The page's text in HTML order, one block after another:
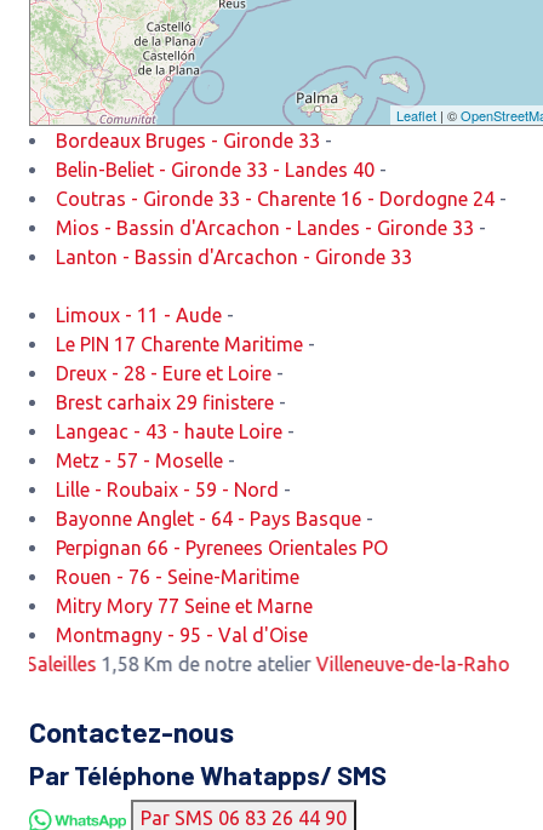
Leaflet | ©
Bordeaux Bruges - Gironde 33 -
Belin-Beliet - Gironde 33 - Landes 40 -
Coutras - Gironde 33 - Charente 16 - Dordogne 24 -
Mios - Bassin d'Arcachon - Landes - Gironde 33 -
Lanton - Bassin d'Arcachon - Gironde 33
Limoux - 11 - Aude -
Le PIN 17 Charente Maritime -
Dreux - 28 - Eure et Loire -
Brest carhaix 29 finistere -
Langeac - 43 - haute Loire -
Metz - 57 - Moselle -
Lille - Roubaix - 59 - Nord -
Bayonne Anglet - 64 - Pays Basque -
Perpignan 66 - Pyrenees Orientales PO
Rouen - 76 - Seine-Maritime
Mitry Mory 77 Seine et Marne
Montmagny - 95 - Val d'Oise
1,58 Km de notre atelierVilleneuve-de-la-Raho2,52
Contactez-nous
Par Téléphone Whatapps/ SMS
Par SMS 06 83 26 44 90